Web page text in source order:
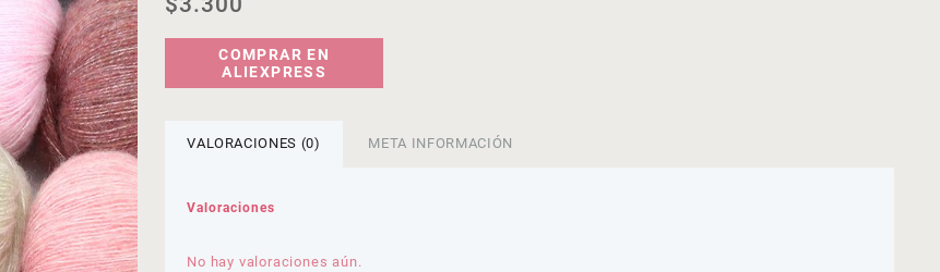
COMPRAR EN
ALIEXPRESS
VALORACIONES (0) META INFORMACIÓN
Valoraciones
No hay valoraciones aún.